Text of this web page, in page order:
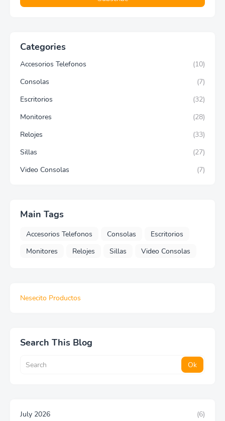
Categories
Accesorios Telefonos
(10)
Consolas
(7)
Escritorios
(32)
Monitores
(28)
Relojes
(33)
Sillas
(27)
Video Consolas
(7)
Main Tags
Accesorios Telefonos Consolas
Escritorios
Monitores
Relojes Sillas Video Consolas
Nesecito Productos
Search This Blog
July 2026
(6)